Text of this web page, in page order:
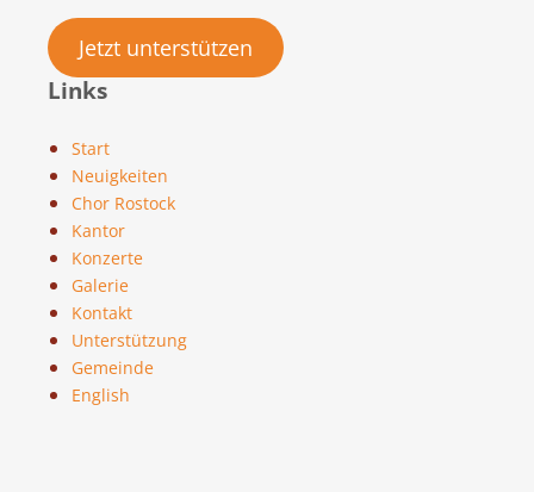
Jetzt unterstützen
Links
Start
Neuigkeiten
Chor Rostock
Kantor
Konzerte
Galerie
Kontakt
Unterstützung
Gemeinde
English